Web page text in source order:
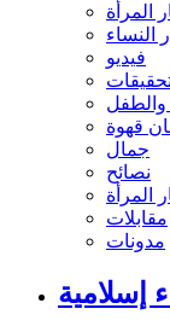
المرأة
النساء
فيديو
والطفل
قهوة
جمال
نصائح
المرأة
مقابلات
مدونات
إسلامية